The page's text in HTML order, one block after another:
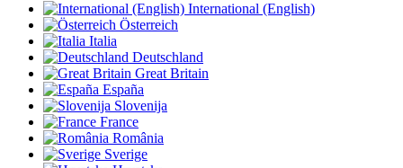
International (English)
Österreich
Italia
Deutschland
Great Britain
España
Slovenija
France
România
Sverige